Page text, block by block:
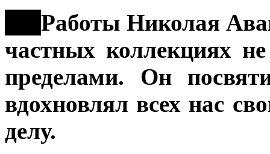
Работы Николая
частных коллекциях
пределами. Он
вдохновлял всех нас
делу.